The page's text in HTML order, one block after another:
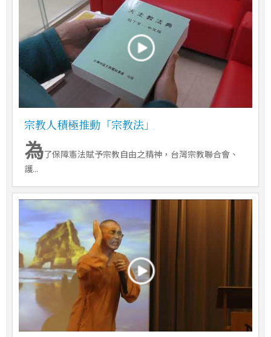
宗教人積極推動「宗教法」
為了保障憲法賦予宗教自由之精神，台灣宗教聯合會、
護...